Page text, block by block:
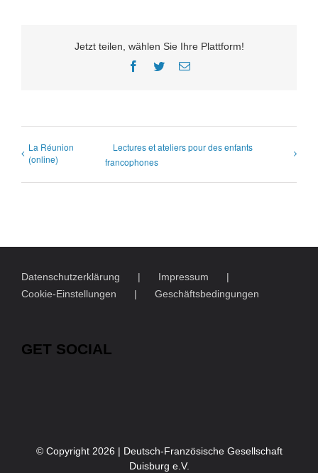
Jetzt teilen, wählen Sie Ihre Plattform!
Facebook
TwitterE-
La Réunion
(online)
Lectures et ateliers pour des enfants
francophones
Datenschutzerklärung
Impressum
Cookie-Einstellungen
Geschäftsbedingungen
GET SOCIAL
© Copyright 2026 | Deutsch-Französische Gesellschaft
Duisburg e.V.